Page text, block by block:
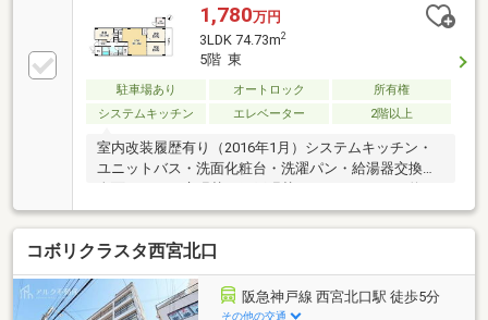
い無垢フローリング仕様です。■カップボードの配置
場所が目隠しになり、生活感を隠せるキッチンスペー
ス。■廊下は、幅を広げて飾り棚を設置。趣味の小物
を置いたりインテリアが楽しめます。■住友不動産建
物サービス管理、総戸数106戸。8階建て！＜その他周
辺環境＞・市立雲中小学校…徒歩5分・市立葺合中学
分・コープミニ…徒歩4分
1,780万円
3LDK 74.73m2
5階 東
駐車場あり オートロック
所有権
システムキッチン
エレベーター 2階以上
室内改装履歴有り（2016年1月）システムキッチン・
ユニットバス・洗面化粧台・洗濯パン・給湯器交換、
全面クロス、床張替、網戸張替。トランクルーム約
3．9m2有り。
コボリクラスタ西宮北口
阪急神戸線 西宮北口駅 徒歩5分
その他の交通